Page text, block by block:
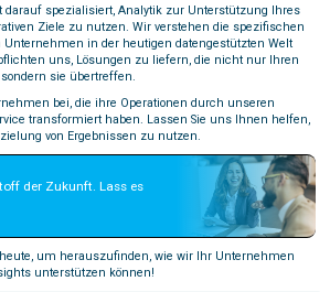
darauf spezialisiert, Analytik zur Unterstützung Ihres
Ziele zu nutzen. Wir verstehen die spezifischen
Unternehmen in der heutigen datengestützten Welt
uns, Lösungen zu liefern, die nicht nur Ihren
sie übertreffen.
bei, die ihre Operationen durch unseren
transformiert haben. Lassen Sie uns Ihnen helfen,
von Ergebnissen zu nutzen.
der Zukunft. Lass es
um herauszufinden, wie wir Ihr Unternehmen
unterstützen können!